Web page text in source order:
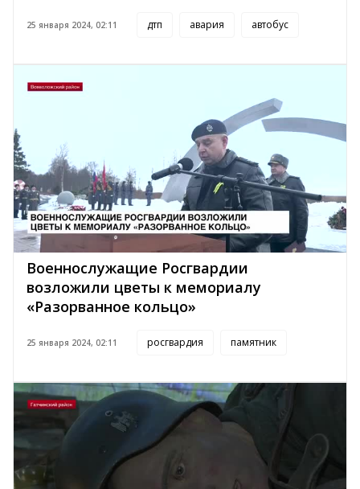
25 января 2024, 02:11 дтп авария автобус
Военнослужащие Росгвардии
возложили цветы к мемориалу
«Разорванное кольцо»
25 января 2024, 02:11 росгвардия памятник